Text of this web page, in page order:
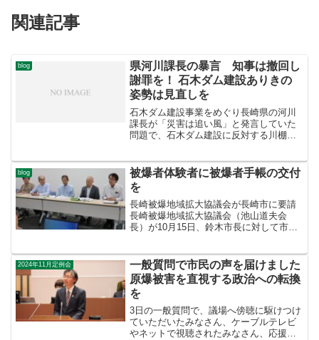
関連記事
blog
県河川課長の暴言 知事は撤回し
謝罪を！ 石木ダム建設ありきの
姿勢は見直しを
石木ダム建設事業をめぐり長崎県の河川
課長が「災害は追い風」と発言していた
問題で、石木ダム建設に反対する川棚町
た。強制収用を許さない議員連盟も申し
入れに同行しました。県...
blog
被爆者体験者に被爆者手帳の交付
を
長崎被爆地域拡大協議会が長崎市に要請
長崎被爆地域拡大協議会（池山道夫会
長）が10月15日、鈴木市長に対して市の
た（写真）。被爆地域拡大協議会は、こ
れまで長崎市への要請と...
2024年11月定例会
一般質問で市民の声を届けました
原爆被害を直視する政治への転換
を
3日の一般質問で、議場へ傍聴に駆けつけ
ていただいたみなさん、ケーブルテレビ
やネットで視聴されたみなさん、応援あ